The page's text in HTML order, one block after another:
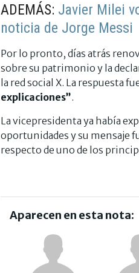
ADEMÁS: Javier Milei
noticia de Jorge Messi
Por lo pronto, días atrás
sobre su patrimonio y la
la red social X. La respuesta
explicaciones”.
La vicepresidenta ya había
oportunidades y su mensaje
respecto de uno de los
Aparecen en esta nota: